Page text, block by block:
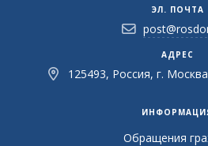
ЭЛ. ПОЧТА
АДРЕС
125493, Россия, г.
Обращения